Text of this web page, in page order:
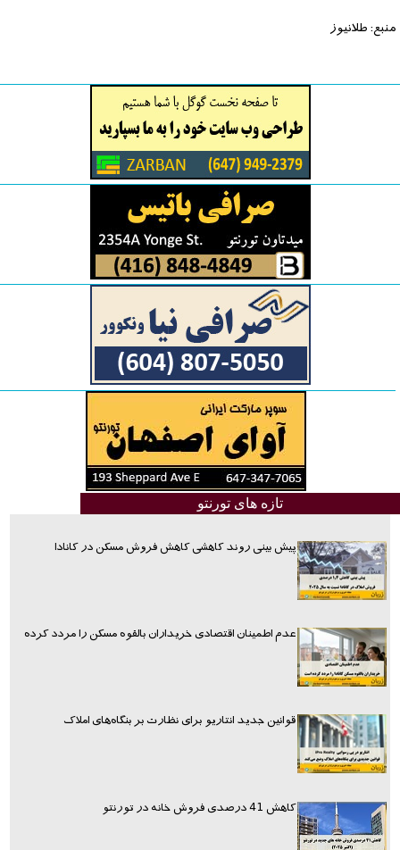
منبع: طلانیوز
تازه های تورنتو
پیش بینی روند کاهشی کاهش فروش مسکن در کانادا
عدم اطمینان اقتصادی خریداران بالقوه مسکن را مردد کرده
قوانین جدید انتاریو برای نظارت بر بنگاه‌های املاک
کاهش 41 درصدی فروش خانه در تورنتو